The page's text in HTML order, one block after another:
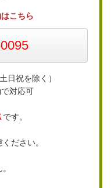
こちら
日祝を除く）
対応可
です。
ださい。